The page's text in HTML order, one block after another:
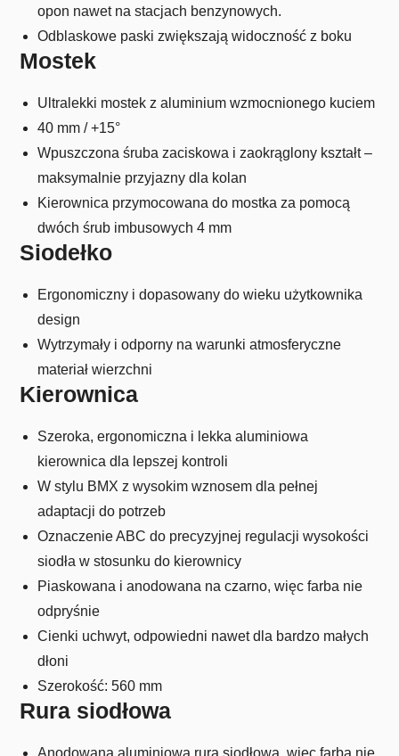
opon nawet na stacjach benzynowych.
Odblaskowe paski zwiększają widoczność z boku
Mostek
Ultralekki mostek z aluminium wzmocnionego kuciem
40 mm / +15°
Wpuszczona śruba zaciskowa i zaokrąglony kształt –
maksymalnie przyjazny dla kolan
Kierownica przymocowana do mostka za pomocą
dwóch śrub imbusowych 4 mm
Siodełko
Ergonomiczny i dopasowany do wieku użytkownika
design
Wytrzymały i odporny na warunki atmosferyczne
materiał wierzchni
Kierownica
Szeroka, ergonomiczna i lekka aluminiowa
kierownica dla lepszej kontroli
W stylu BMX z wysokim wznosem dla pełnej
adaptacji do potrzeb
Oznaczenie ABC do precyzyjnej regulacji wysokości
siodła w stosunku do kierownicy
Piaskowana i anodowana na czarno, więc farba nie
odpryśnie
Cienki uchwyt, odpowiedni nawet dla bardzo małych
dłoni
Szerokość: 560 mm
Rura siodłowa
Anodowana aluminiowa rura siodłowa, więc farba nie